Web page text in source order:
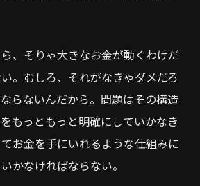
、そりゃ大きなお金が動くわけだ
。むしろ、それがなきゃダメだろ
らないんだから。問題はその構造
もっともっと明確にしていかなき
お金を手にいれるような仕組みに
かなければならない。